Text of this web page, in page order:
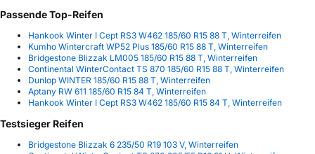
Passende Top-Reifen
Hankook Winter I Cept RS3 W462 185/60 R15 88 T, Winterreifen
Kumho Wintercraft WP52 Plus 185/60 R15 88 T, Winterreifen
Bridgestone Blizzak LM005 185/60 R15 88 T, Winterreifen
Continental WinterContact TS 870 185/60 R15 88 T, Winterreifen
Dunlop WINTER 185/60 R15 88 T, Winterreifen
Aptany RW 611 185/60 R15 84 T, Winterreifen
Hankook Winter I Cept RS3 W462 185/60 R15 84 T, Winterreifen
Testsieger Reifen
Bridgestone Blizzak 6 235/50 R19 103 V, Winterreifen